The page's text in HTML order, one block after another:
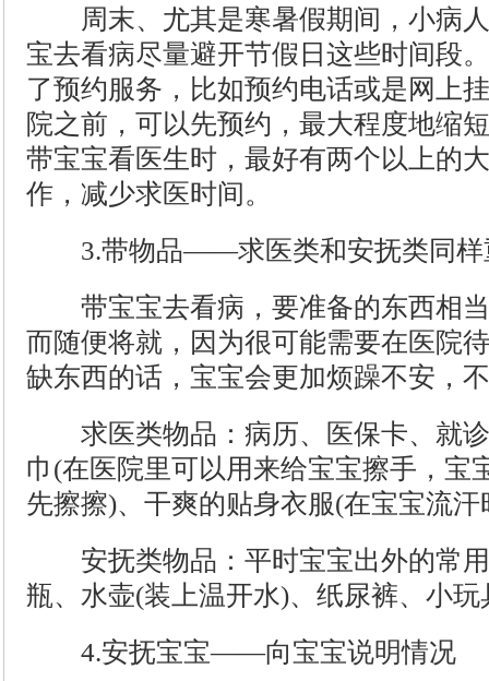
周末、尤其是寒暑假期间，小病人
宝去看病尽量避开节假日这些时间段
了预约服务，比如预约电话或是网上
院之前，可以先预约，最大程度地缩
带宝宝看医生时，最好有两个以上的
作，减少求医时间。
3.带物品——求医类和安抚类同样
带宝宝去看病，要准备的东西相当
而随便将就，因为很可能需要在医院
缺东西的话，宝宝会更加烦躁不安，
求医类物品：病历、医保卡、就诊
巾(在医院里可以用来给宝宝擦手，宝
先擦擦)、干爽的贴身衣服(在宝宝流汗
安抚类物品：平时宝宝出外的常用
瓶、水壶(装上温开水)、纸尿裤、小
4.安抚宝宝——向宝宝说明情况